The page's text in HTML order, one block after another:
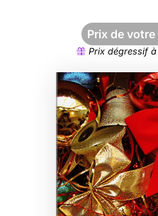
Prix de votre
Prix dégressif